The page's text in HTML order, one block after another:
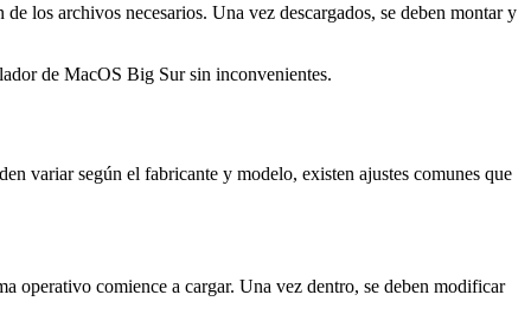
los archivos necesarios. Una vez descargados, se deben montar y
de MacOS Big Sur sin inconvenientes.
variar según el fabricante y modelo, existen ajustes comunes que
operativo comience a cargar. Una vez dentro, se deben modificar